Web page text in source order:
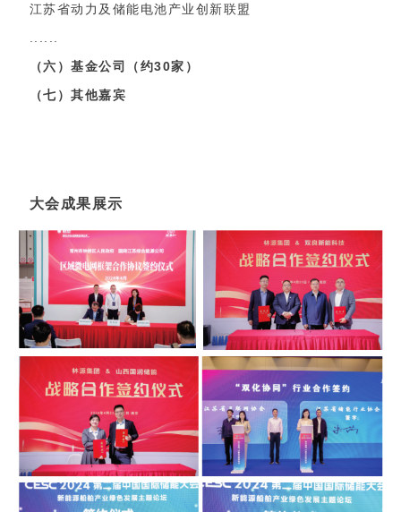
江苏省动力及储能电池产业创新联盟
（六）基金公司（约30家）
（七）其他嘉宾
大会成果展示